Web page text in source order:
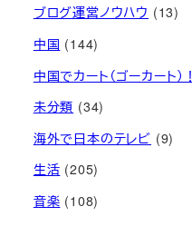
ブログ運営ノウハウ (13)
中国 (144)
中国でカート（ゴーカート）！
未分類 (34)
海外で日本のテレビ (9)
生活 (205)
音楽 (108)